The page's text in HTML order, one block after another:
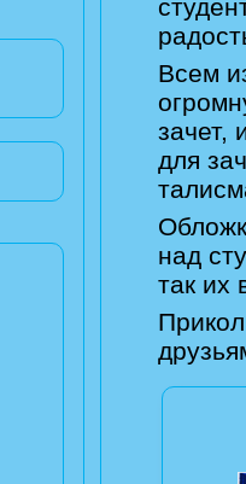
Всем
зачет,
для
над
так их